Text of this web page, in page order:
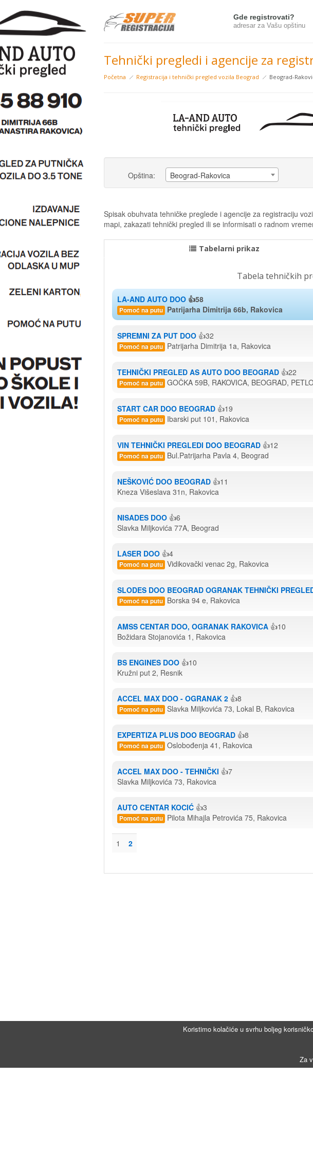
Koristimo kolačiće u svrhu boljeg
Za
Gde registrovati?
adresar za Vašu opštinu
Tehnički pregledi i agencije za
Početna Registracija i tehnički pregled vozila Beograd Beograd-
Opština: Beograd-Rakovica
Spisak obuhvata tehničke preglede i agencije za registraciju
mapi, zakazati tehnički pregled ili se informisati o radnom
Tabelarni prikaz
Tabela tehničkih
LA-AND AUTO DOO 👍58
Pomoć na putu Patrijarha Dimitrija 66b, Rakovica
SPREMNI ZA PUT DOO 👍32
Pomoć na putu Patrijarha Dimitrija 1a, Rakovica
TEHNIČKI PREGLED AS AUTO DOO BEOGRAD 👍22
Pomoć na putu GOČKA 59B, RAKOVICA, BEOGRAD,
START CAR DOO BEOGRAD 👍19
Pomoć na putu Ibarski put 101, Rakovica
VIN TEHNIČKI PREGLEDI DOO BEOGRAD 👍12
Pomoć na putu Bul.Patrijarha Pavla 4, Beograd
NEŠKOVIĆ DOO BEOGRAD 👍11
Kneza Višeslava 31n, Rakovica
NISADES DOO 👍6
Slavka Miljkovića 77A, Beograd
LASER DOO 👍4
Pomoć na putu Vidikovački venac 2g, Rakovica
SLODES DOO BEOGRAD OGRANAK TEHNIČKI
Pomoć na putu Borska 94 e, Rakovica
AMSS CENTAR DOO, OGRANAK RAKOVICA 👍10
Božidara Stojanovića 1, Rakovica
BS ENGINES DOO 👍10
Kružni put 2, Resnik
ACCEL MAX DOO - OGRANAK 2 👍8
Pomoć na putu Slavka Miljkovića 73, Lokal B, Rakovica
EXPERTIZA PLUS DOO BEOGRAD 👍8
Pomoć na putu Oslobođenja 41, Rakovica
ACCEL MAX DOO - TEHNIČKI 👍7
Slavka Miljkovića 73, Rakovica
AUTO CENTAR KOCIĆ 👍3
Pomoć na putu Pilota Mihajla Petrovića 75, Rakovica
1 2
Kalkulatori